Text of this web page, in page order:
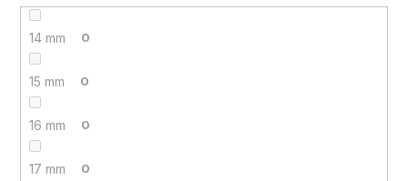
14 mm 0
15 mm 0
16 mm 0
17 mm 0